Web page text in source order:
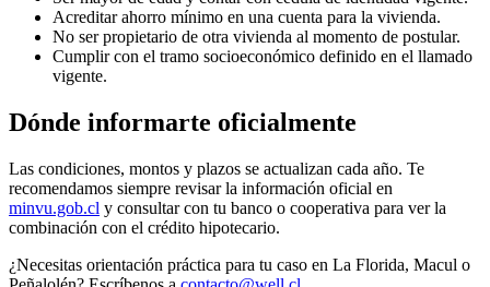
Acreditar ahorro mínimo en una cuenta para la vivienda.
No ser propietario de otra vivienda al momento de postular.
Cumplir con el tramo socioeconómico definido en el llamado
vigente.
Dónde informarte oficialmente
Las condiciones, montos y plazos se actualizan cada año. Te
recomendamos siempre revisar la información oficial en
minvu.gob.cl y consultar con tu banco o cooperativa para ver la
combinación con el crédito hipotecario.
¿Necesitas orientación práctica para tu caso en La Florida, Macul o